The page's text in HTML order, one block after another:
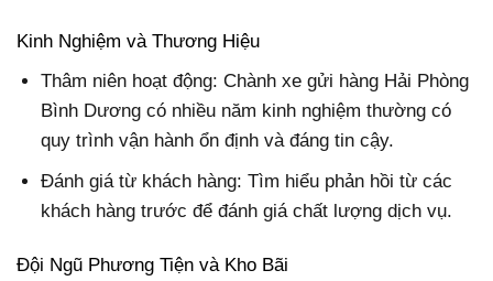
Kinh Nghiệm và Thương Hiệu
Thâm niên hoạt động: Chành xe gửi hàng Hải Phòng
Bình Dương có nhiều năm kinh nghiệm thường có
quy trình vận hành ổn định và đáng tin cậy.
Đánh giá từ khách hàng: Tìm hiểu phản hồi từ các
khách hàng trước để đánh giá chất lượng dịch vụ.
Đội Ngũ Phương Tiện và Kho Bãi